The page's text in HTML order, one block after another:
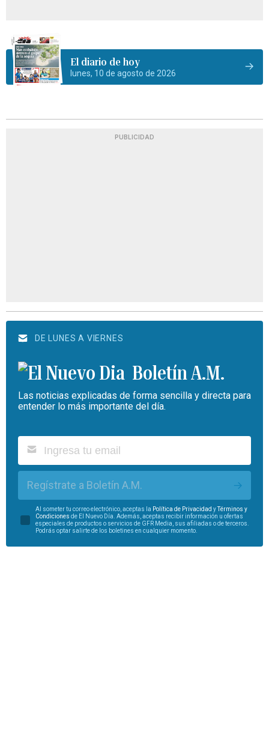
El diario de hoy
lunes, 10 de agosto de 2026
PUBLICIDAD
DE LUNES A VIERNES
Boletín A.M.
Las noticias explicadas de forma sencilla y directa para
entender lo más importante del día.
Regístrate a Boletín A.M.
Al someter tu correo electrónico, aceptas la Política de Privacidad yTérminos y
Condiciones de El Nuevo Día. Además, aceptas recibir información u ofertas
especiales de productos o servicios de GFR Media, sus afiliadas o de terceros.
Podrás optar salirte de los boletines en cualquier momento.